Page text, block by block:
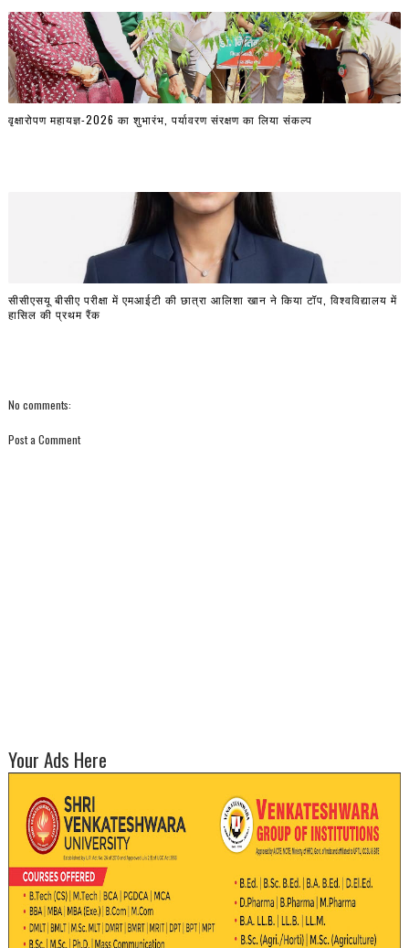
वृक्षारोपण महायज्ञ-2026 का शुभारंभ, पर्यावरण संरक्षण का लिया संकल्प
सीसीएसयू बीसीए परीक्षा में एमआईटी की छात्रा आलिशा खान ने किया टॉप, विश्वविद्यालय में
हासिल की प्रथम रैंक
No comments:
Post a Comment
Your Ads Here